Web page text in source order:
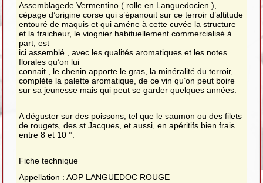
Assemblagede Vermentino ( rolle en Languedocien ),
cépage d’origine corse qui s’épanouit sur ce terroir d’altitude
entouré de maquis et qui améne à cette cuvée la structure
et la fraicheur, le viognier habituellement commercialisé à
part, est
ici assemblé , avec les qualités aromatiques et les notes
florales qu’on lui
connait , le chenin apporte le gras, la minéralité du terroir,
complète la palette aromatique, de ce vin qu’on peut boire
sur sa jeunesse mais qui peut se garder quelques années.
A déguster sur des poissons, tel que le saumon ou des filets
de rougets, des st Jacques, et aussi, en apéritifs bien frais
entre 8 et 10 °.
Fiche technique
Appellation : AOP LANGUEDOC ROUGE